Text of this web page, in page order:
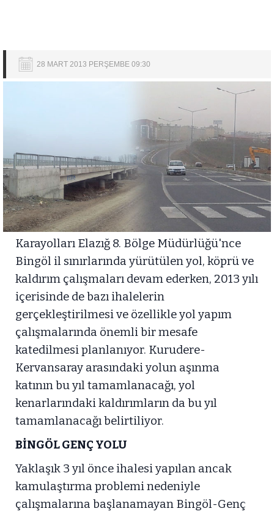
28 MART 2013 PERŞEMBE 09:30
Karayolları Elazığ 8. Bölge Müdürlüğü'nce
Bingöl il sınırlarında yürütülen yol, köprü ve
kaldırım çalışmaları devam ederken, 2013 yılı
içerisinde de bazı ihalelerin
gerçekleştirilmesi ve özellikle yol yapım
çalışmalarında önemli bir mesafe
katedilmesi planlanıyor. Kurudere-
Kervansaray arasındaki yolun aşınma
katının bu yıl tamamlanacağı, yol
kenarlarındaki kaldırımların da bu yıl
tamamlanacağı belirtiliyor.
BİNGÖL GENÇ YOLU
Yaklaşık 3 yıl önce ihalesi yapılan ancak
kamulaştırma problemi nedeniyle
çalışmalarına başlanamayan Bingöl-Genç